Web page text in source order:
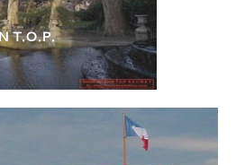
T.O.P.
de l’ombre
Découvrez
de